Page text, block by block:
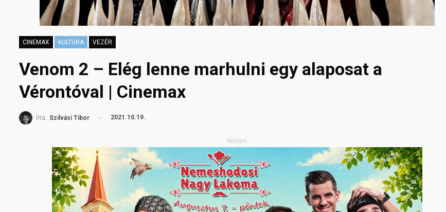
CINEMAX KULTÚRA VEZÉR
Venom 2 – Elég lenne marhulni egy alaposat a
Vérontóval | Cinemax
Írta: Szilvási Tibor 2021.10.19.
Reklám